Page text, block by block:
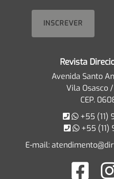
Revista
Avenida Santo
Vila Osasco /
CEP.
+55 (11)
+55 (11)
E-mail: